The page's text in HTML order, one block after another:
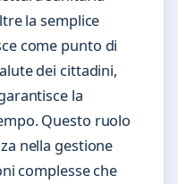
la semplice
come punto di
dei cittadini,
la
Questo ruolo
nella gestione
complesse che